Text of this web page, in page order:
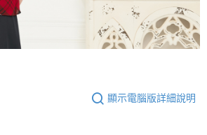
顯示電腦版詳細說明